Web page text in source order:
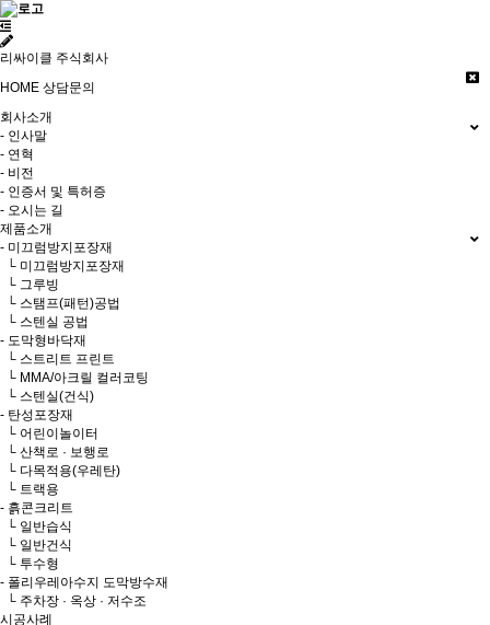
리싸이클 주식회사
HOME 상담문의
회사소개
- 인사말
- 연혁
- 비전
- 인증서 및 특허증
- 오시는 길
제품소개
- 미끄럼방지포장재
└ 미끄럼방지포장재
└ 그루빙
└ 스탬프(패턴)공법
└ 스텐실 공법
- 도막형바닥재
└ 스트리트 프린트
└ MMA/아크릴 컬러코팅
└ 스텐실(건식)
- 탄성포장재
└ 어린이놀이터
└ 산책로 · 보행로
└ 다목적용(우레탄)
└ 트랙용
- 흙콘크리트
└ 일반습식
└ 일반건식
└ 투수형
- 폴리우레아수지 도막방수재
└ 주차장 · 옥상 · 저수조
시공사례